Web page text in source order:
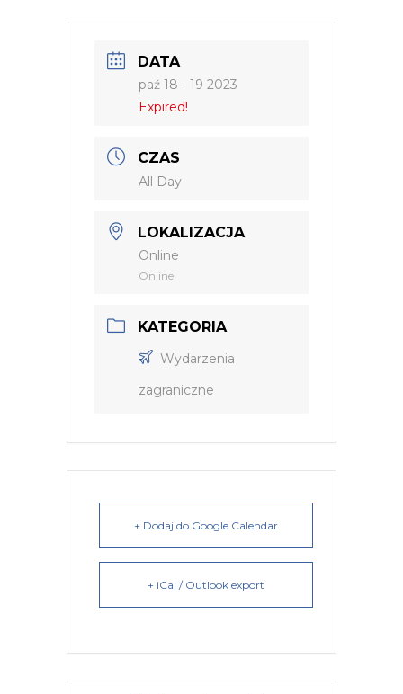
DATA
paź 18 - 19 2023
Expired!
CZAS
All Day
LOKALIZACJA
Online
Online
KATEGORIA
Wydarzenia
zagraniczne
+ Dodaj do Google Calendar
+ iCal / Outlook export